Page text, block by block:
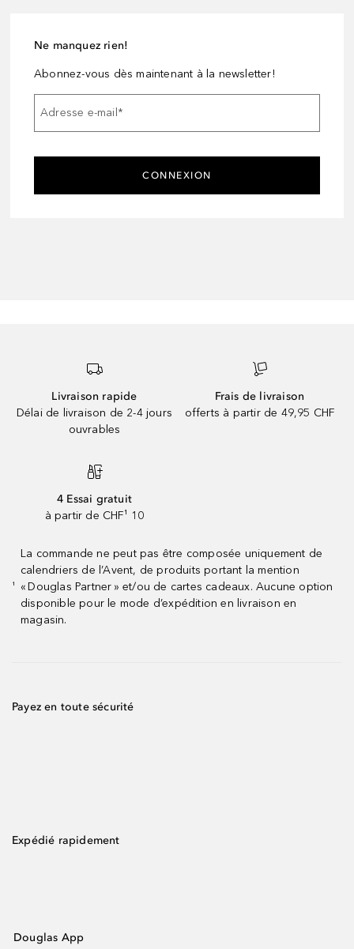
Ne manquez rien!
Abonnez-vous dès maintenant à la newsletter!
Adresse e-mail*
CONNEXION
Livraison rapide
Délai de livraison de 2-4 jours
ouvrables
Frais de livraison
offerts à partir de 49,95 CHF
4 Essai gratuit
à partir de CHF¹ 10
¹
La commande ne peut pas être composée uniquement de
calendriers de l’Avent, de produits portant la mention
« Douglas Partner » et/ou de cartes cadeaux. Aucune option
disponible pour le mode d’expédition en livraison en
magasin.
Payez en toute sécurité
Expédié rapidement
Douglas App